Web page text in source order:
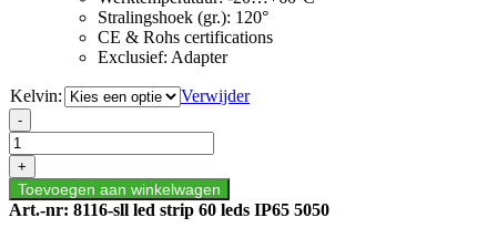
Stralingshoek (gr.): 120°
CE & Rohs certifications
Exclusief: Adapter
Kelvin:
Verwijder
LED
STRIP
5050
60
LEDS
WATERPROOF
-
+
Toevoegen aan winkelwagen
Art.-nr: 8116-sll led strip 60 leds IP65 5050